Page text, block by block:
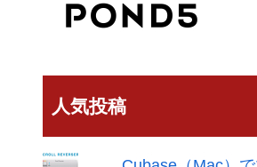
人気投稿